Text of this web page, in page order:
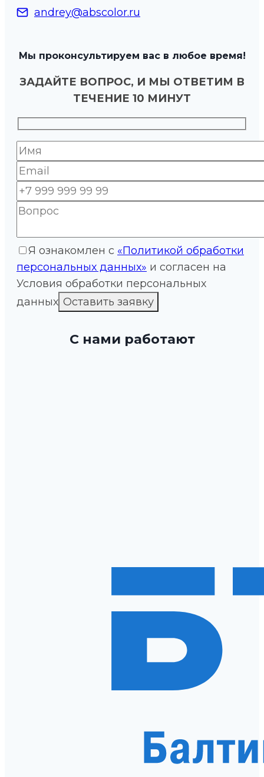
andrey@abscolor.ru
Мы проконсультируем вас в любое время!
ЗАДАЙТЕ ВОПРОС, И МЫ ОТВЕТИМ В
ТЕЧЕНИЕ 10 МИНУТ
Я ознакомлен с «Политикой обработки
персональных данных» и согласен на
Условия обработки персональных
данных
С нами работают